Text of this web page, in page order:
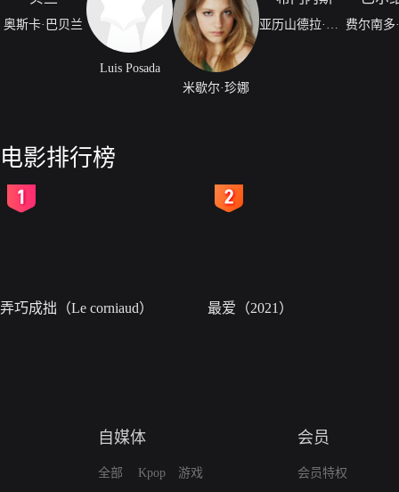
奥斯卡·巴贝兰
Luis Posada
米歇尔·珍娜
亚历山德拉·希门内斯
电影排行榜
弄巧成拙（Le corniaud） 最爱（2021）
自媒体
全部
Kpop
游戏
会员
会员特权